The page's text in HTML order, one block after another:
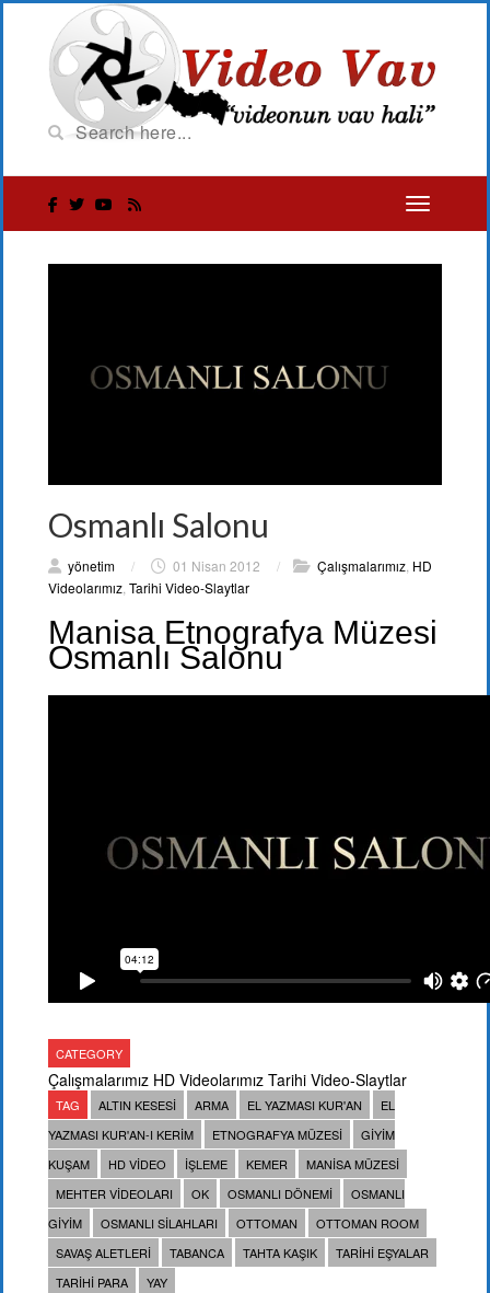
Osmanlı Salonu
yönetim / 01 Nisan 2012 / Çalışmalarımız, HD
Videolarımız,Tarihi Video-Slaytlar
Manisa Etnografya Müzesi
Osmanlı Salonu
CATEGORY
Çalışmalarımız HD Videolarımız Tarihi Video-Slaytlar
TAG ALTIN KESESI ARMA EL YAZMASI KUR'AN
EL
YAZMASI KUR'AN-I KERIM
ETNOGRAFYA MÜZESI
GIYIM
KUŞAM
HD VIDEO IŞLEME KEMER
MANISA MÜZESI
MEHTER VIDEOLARI
OK OSMANLI DÖNEMI
OSMANLI
GIYIM
OSMANLI SILAHLARI OTTOMAN
OTTOMAN ROOM
SAVAŞ ALETLERI
TABANCA TAHTA KAŞIK
TARIHI EŞYALAR
TARIHI PARA
YAY